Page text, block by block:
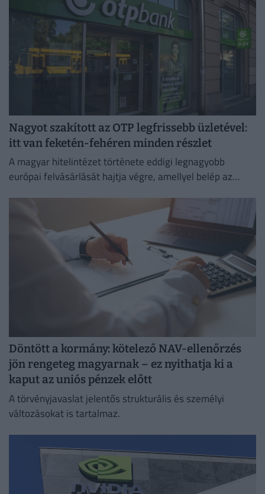
Nagyot szakított az OTP legfrissebb üzletével:
itt van feketén-fehéren minden részlet
A magyar hitelintézet története eddigi legnagyobb
európai felvásárlását hajtja végre, amellyel belép az
Döntött a kormány: kötelező NAV-ellenőrzés
jön rengeteg magyarnak – ez nyithatja ki a
kaput az uniós pénzek előtt
A törvényjavaslat jelentős strukturális és személyi
változásokat is tartalmaz.